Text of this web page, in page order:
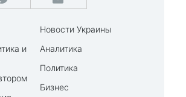
и
Новости Украины
Аналитика
Политика
Бизнес